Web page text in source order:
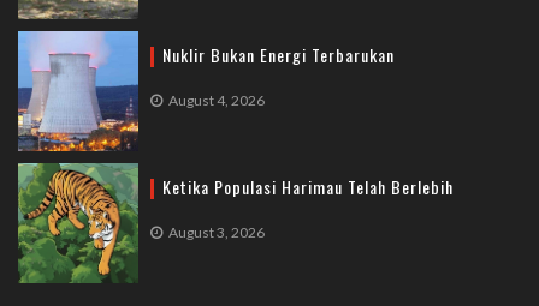
Nuklir Bukan Energi Terbarukan
August 4, 2026
Ketika Populasi Harimau Telah Berlebih
August 3, 2026